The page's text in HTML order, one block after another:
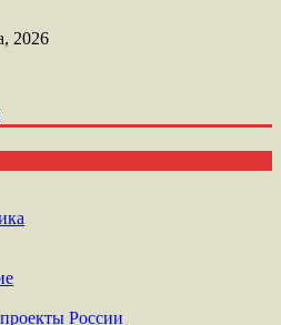
2026
АЗ
АЗ
России